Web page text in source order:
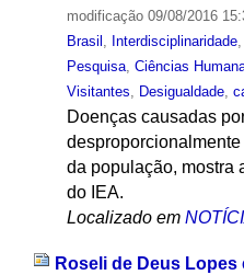
modificação09/08/2016
Brasil
Interdisciplinaridade,
Pesquisa, Ciências
Visitantes
Desigualdade,
Doenças causadas
da população, mostra
do IEA.
Localizado em
Roseli de Deus